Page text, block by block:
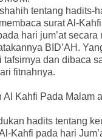
tentang hadits-
surat Al-
hari jum’at secara
BID’AH.
tafsirnya dan dibaca
fitnahnya.
Al Kahfi Pada Malam
hadits tentang
Kahfi pada hari